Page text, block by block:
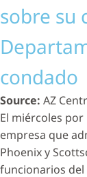
sobre su
condado
Source: AZ
El miércoles
empresa que
Phoenix y
funcionarios del